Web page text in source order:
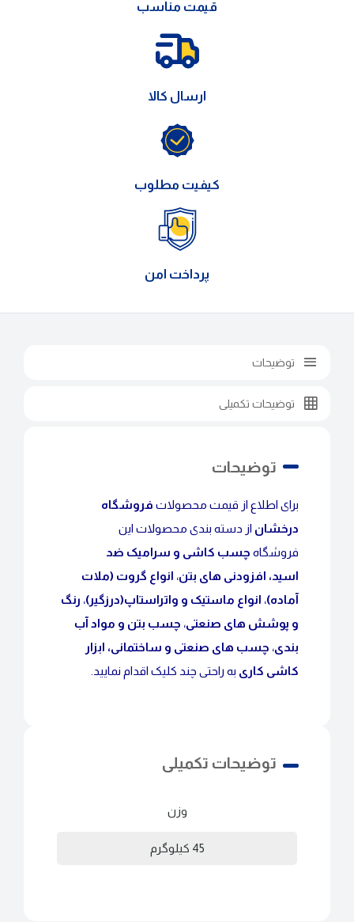
قیمت مناسب
ارسال کالا
کیفیت مطلوب
پرداخت امن
توضیحات
توضیحات تکمیلی
توضیحات
برای اطلاع از قیمت محصولات فروشگاه
درخشان از دسته بندی محصولات این
فروشگاه چسب کاشی و سرامیک ضد
اسید، افزودنی های بتن، انواع گروت (ملات
آماده)، انواع ماستیک و واتراستاپ(درزگیر)، رنگ
و پوشش های صنعتی، چسب بتن و مواد آب
بندی، چسب های صنعتی و ساختمانی، ابزار
کاشی کاری به راحتی چند کلیک اقدام نمایید.
توضیحات تکمیلی
وزن
45 کیلوگرم